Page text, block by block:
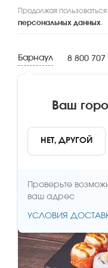
Продолжая
персональных данных.
Барнаул
Ваш
НЕТ, ДРУГОЙ
Проверьте
ваш адрес
УСЛОВИЯ
8 800 707
НАЗАД